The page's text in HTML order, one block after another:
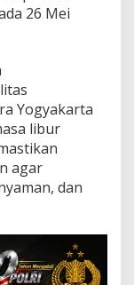
26 Mei
Yogyakarta
libur
agar
dan